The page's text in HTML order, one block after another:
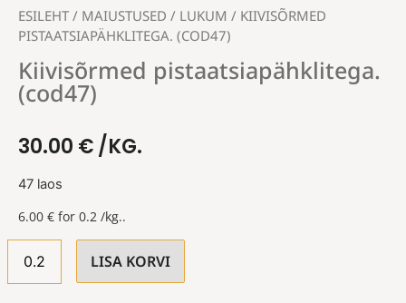
ESILEHT / MAIUSTUSED / LUKUM / KIIVISÕRMED
PISTAATSIAPÄHKLITEGA. (COD47)
Kiivisõrmed pistaatsiapähklitega.
(cod47)
30.00 €/KG.
47 laos
6.00 € for 0.2 /kg..
LISA KORVI